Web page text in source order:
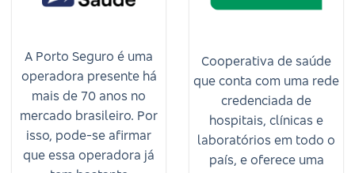
A Porto Seguro é uma
operadora presente há
mais de 70 anos no
mercado brasileiro. Por
isso, pode-se afirmar
que essa operadora já
Cooperativa de saúde
que conta com uma rede
credenciada de
hospitais, clínicas e
laboratórios em todo o
país, e oferece uma